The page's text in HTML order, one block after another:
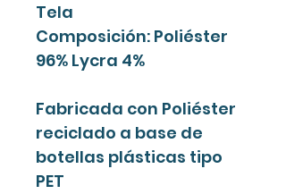
Tela
Composición: Poliéster
96% Lycra 4%
Fabricada con Poliéster
reciclado a base de
botellas plásticas tipo
PET